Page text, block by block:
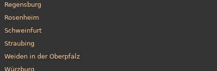
Regensburg
Rosenheim
Schweinfurt
Straubing
Weiden in der Oberpfalz
Würzburg